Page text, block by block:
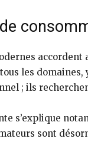
les
; ils
s’explique
sont